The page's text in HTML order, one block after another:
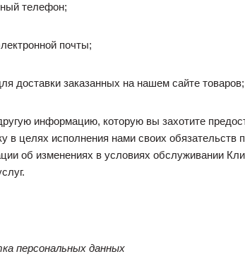
телефон;
почты;
доставки заказанных на нашем сайте товаров;
информацию, которую вы захотите
в целях исполнения нами своих обязательств
об изменениях в условиях обслуживании
персональных данных